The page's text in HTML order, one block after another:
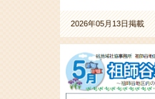
2026年05月13日掲載